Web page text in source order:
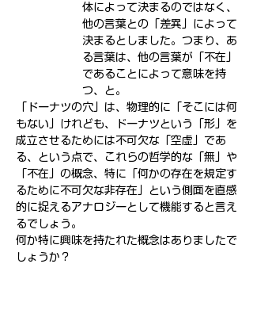
体によって決まるのではなく、
他の言葉との「差異」によって
決まるとしました。つまり、あ
る言葉は、他の言葉が「不在」
であることによって意味を持
つ、と。
「ドーナツの穴」は、物理的に「そこには何
もない」けれども、ドーナツという「形」を
成立させるためには不可欠な「空虚」であ
る、という点で、これらの哲学的な「無」や
「不在」の概念、特に「何かの存在を規定す
るために不可欠な非存在」という側面を直感
的に捉えるアナロジーとして機能すると言え
るでしょう。
何か特に興味を持たれた概念はありましたで
しょうか？